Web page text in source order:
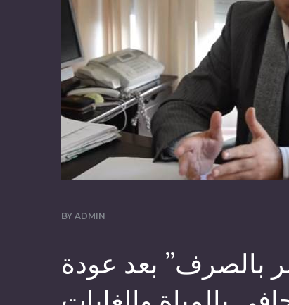
BY ADMIN
بالصرف” بعد عودة